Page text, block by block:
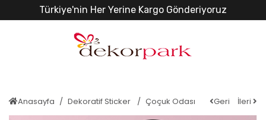
Türkiye'nin Her Yerine Kargo Gönderiyoruz
Anasayfa Dekoratif Sticker Çoçuk Odası Geri İleri